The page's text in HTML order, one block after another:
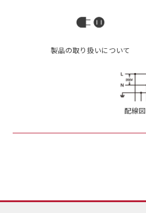
製品の取り扱いについて
配線図